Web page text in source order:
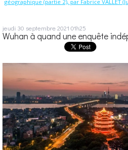
géographique (partie 2), par Fabrice VALLET
jeudi 30 septembre 2021 01h25
Wuhan à quand une enquête